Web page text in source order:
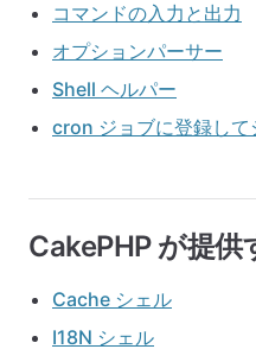
コマンドの入力と出力
オプションパーサー
Shell ヘルパー
cron ジョブに登録して
CakePHP が提供
Cache シェル
I18N シェル